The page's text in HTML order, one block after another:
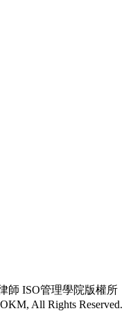
師 ISO管理學院版權所
All Rights Reserved.